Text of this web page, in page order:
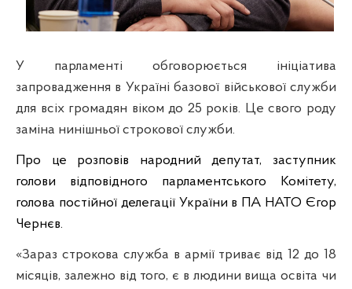
У парламенті обговорюється ініціатива
запровадження в Україні базової військової служби
для всіх громадян віком до 25 років. Це свого роду
заміна нинішньої строкової служби.
Про це розповів народний депутат, заступник
голови відповідного парламентського Комітету,
голова постійної делегації України в ПА НАТО Єгор
Чернєв.
«Зараз строкова служба в армії триває від 12 до 18
місяців, залежно від того, є в людини вища освіта чи